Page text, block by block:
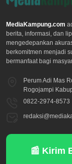
MediaKampung.com
berita, informasi, dan
mengedepankan
berkomitmen menjadi
bermanfaat bagi
Perum Adi Mas
Rogojampi
0822-2974-8573
📰 Kirim